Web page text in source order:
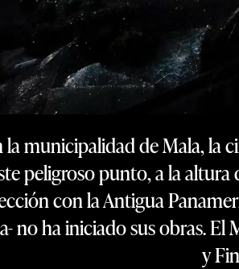
la municipalidad de Mala, la
peligroso punto, a la
con la Antigua
no ha iniciado sus obras.
y